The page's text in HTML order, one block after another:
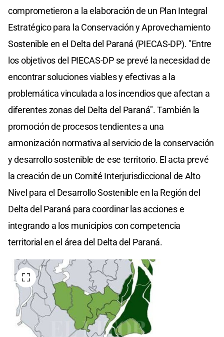
comprometieron a la elaboración de un Plan Integral
Estratégico para la Conservación y Aprovechamiento
Sostenible en el Delta del Paraná (PIECAS-DP). "Entre
los objetivos del PIECAS-DP se prevé la necesidad de
encontrar soluciones viables y efectivas a la
problemática vinculada a los incendios que afectan a
diferentes zonas del Delta del Paraná". También la
promoción de procesos tendientes a una
armonización normativa al servicio de la conservación
y desarrollo sostenible de ese territorio. El acta prevé
la creación de un Comité Interjurisdiccional de Alto
Nivel para el Desarrollo Sostenible en la Región del
Delta del Paraná para coordinar las acciones e
integrando a los municipios con competencia
territorial en el área del Delta del Paraná.